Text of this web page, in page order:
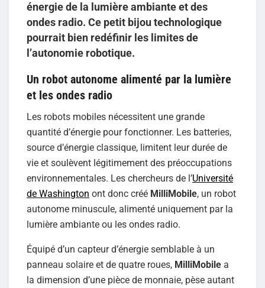
énergie de la lumière ambiante et des
ondes radio. Ce petit bijou technologique
pourrait bien redéfinir les limites de
l’autonomie robotique.
Un robot autonome alimenté par la lumière
et les ondes radio
Les robots mobiles nécessitent une grande
quantité d’énergie pour fonctionner. Les batteries,
source d’énergie classique, limitent leur durée de
vie et soulèvent légitimement des préoccupations
environnementales. Les chercheurs de l’Université
de Washington ont donc créé MilliMobile, un robot
autonome minuscule, alimenté uniquement par la
lumière ambiante ou les ondes radio.
Équipé d’un capteur d’énergie semblable à un
panneau solaire et de quatre roues, MilliMobile a
la dimension d’une pièce de monnaie, pèse autant